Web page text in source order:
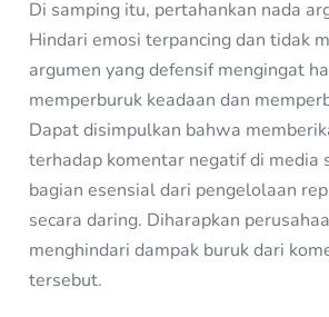
Di samping itu, pertahankan nada
Hindari emosi terpancing dan tidak
argumen yang defensif mengingat
memperburuk keadaan dan
Dapat disimpulkan bahwa
terhadap komentar negatif di media
bagian esensial dari pengelolaan
secara daring. Diharapkan
menghindari dampak buruk dari
tersebut.